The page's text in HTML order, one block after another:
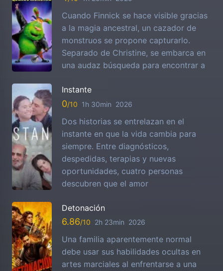
Cuando Finnick se hace visible gracias
a la magia ancestral, un cazador de
monstruos se propone capturarlo.
Separado de Christine, se embarca en
una audaz búsqueda para encontrar a
Instante
0 1h 30min 2026
Dos historias se entrelazan en el
instante en que la vida cambia para
siempre. Entre diagnósticos,
despedidas, terapias y nuevas
oportunidades, cuatro personas
descubren que el amor
Detonación
6.86 2h 23min 2026
Una familia aparentemente normal
debe usar sus habilidades ocultas en
artes marciales al enfrentarse a una